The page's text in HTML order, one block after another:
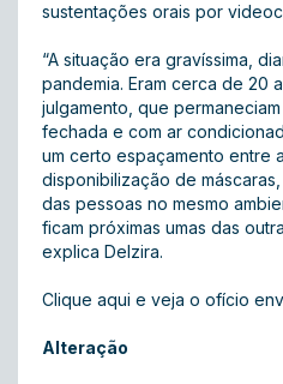
sustentações orais por
“A situação era gravíssima,
pandemia. Eram cerca de 20
julgamento, que
fechada e com ar
um certo espaçamento entre
disponibilização de
das pessoas no mesmo
ficam próximas umas das
explica Delzira.
Clique aqui e veja o ofício
Alteração